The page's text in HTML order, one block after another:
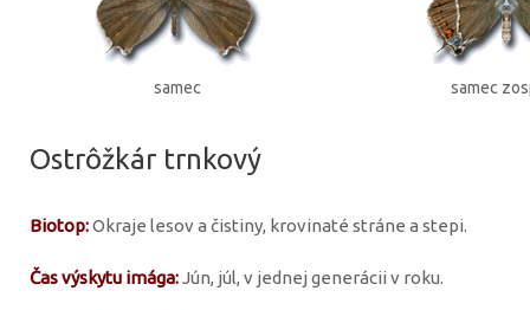
samec samec
Ostrôžkár trnkový
Biotop:Okraje lesov a čistiny, krovinaté stráne a stepi.
Čas výskytu imága:Jún, júl, v jednej generácii v roku.